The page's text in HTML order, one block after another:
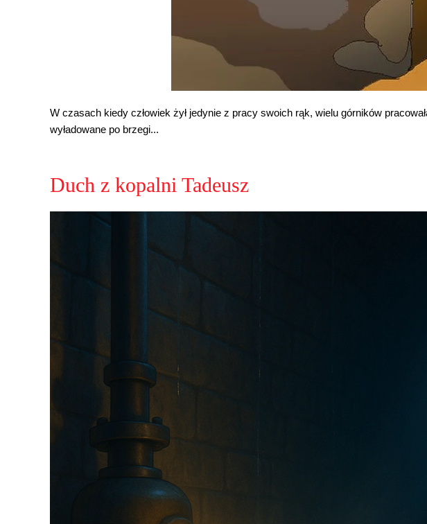
W czasach kiedy człowiek żył jedynie z pracy swoich rąk, wielu górników
wyładowane po brzegi...
Duch z kopalni Tadeusz